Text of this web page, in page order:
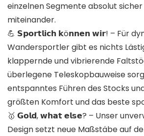
einzelnen Segmente absolut
miteinander.
💪 𝗦𝗽𝗼𝗿𝘁𝗹𝗶𝗰𝗵 𝗸ö𝗻𝗻𝗲𝗻 𝘄𝗶𝗿! – Für
Wandersportler gibt es nichts
klappernde und vibrierende
überlegene Teleskopbauweise
entspanntes Führen des Stocks
größten Komfort und das beste
🥇 𝗚𝗼𝗹𝗱, 𝘄𝗵𝗮𝘁 𝗲𝗹𝘀𝗲? – Unser
Design setzt neue Maßstäbe auf